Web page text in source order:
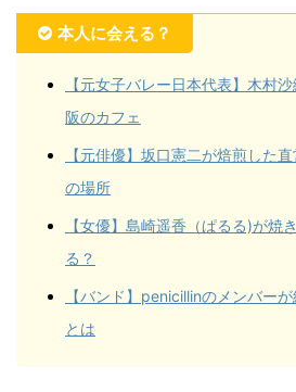
本人に会える？
【元女子バレー日本代表】木村
阪のカフェ
【元俳優】坂口憲二が焙煎した
の場所
【女優】島崎遥香（ぱるる)が焼
る？
【バンド】penicillinのメンバー
とは